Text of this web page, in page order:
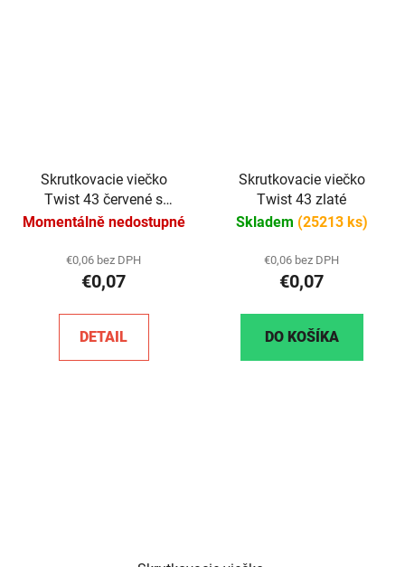
Skrutkovacie viečko
Twist 43 červené s
klipom
Momentálně nedostupné
€0,06 bez DPH
€0,07
DETAIL
Skrutkovacie viečko
Twist 43 zlaté
Skladem (25213 ks)
€0,06 bez DPH
€0,07
DO KOŠÍKA